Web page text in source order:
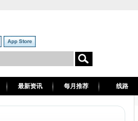
最新资讯 每月推荐 线路